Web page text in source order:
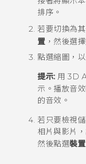
排序。
若要切換為
置 ，然後選
點選縮圖，
提示:用 3D
示。播放音
的音效。
若只要檢視
相片與影片
然後點選裝